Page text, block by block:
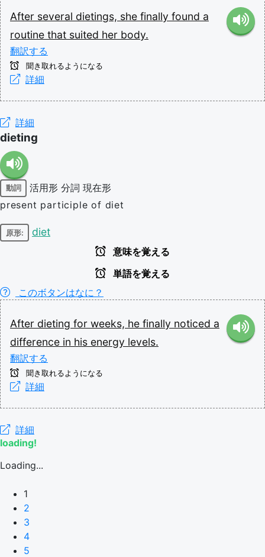
After several dietings, she finally found a
routine that suited her body.
翻訳する
聞き取れるようになる
詳細
詳細
dieting
動詞 活用形 分詞 現在形
present participle of diet
原形: diet
意味を覚える
単語を覚える
このボタンはなに？
After dieting for weeks, he finally noticed a
difference in his energy levels.
翻訳する
聞き取れるようになる
詳細
詳細
loading!
Loading...
1
2
3
4
5